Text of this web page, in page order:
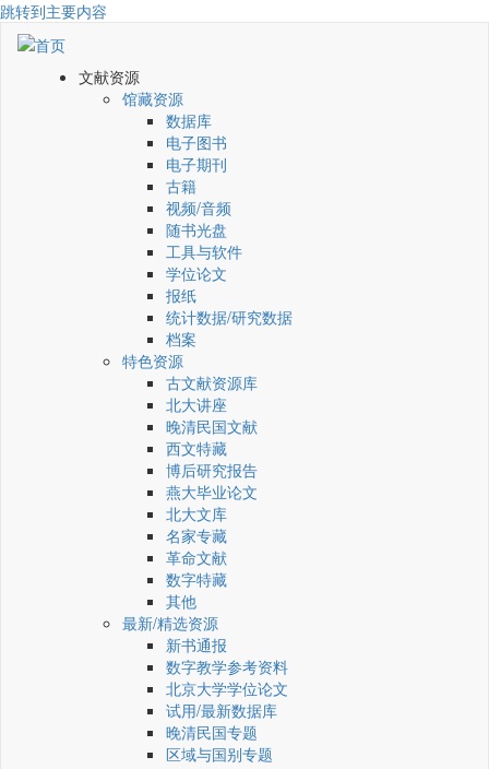
跳转到主要内容
文献资源
馆藏资源
数据库
电子图书
电子期刊
古籍
视频/音频
随书光盘
工具与软件
学位论文
报纸
统计数据/研究数据
档案
特色资源
古文献资源库
北大讲座
晚清民国文献
西文特藏
博后研究报告
燕大毕业论文
北大文库
名家专藏
革命文献
数字特藏
其他
最新/精选资源
新书通报
数字教学参考资料
北京大学学位论文
试用/最新数据库
晚清民国专题
区域与国别专题